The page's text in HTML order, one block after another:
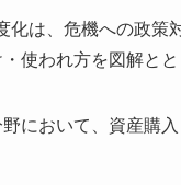
化は、危機への政策
使われ方を図解と
において、資産購